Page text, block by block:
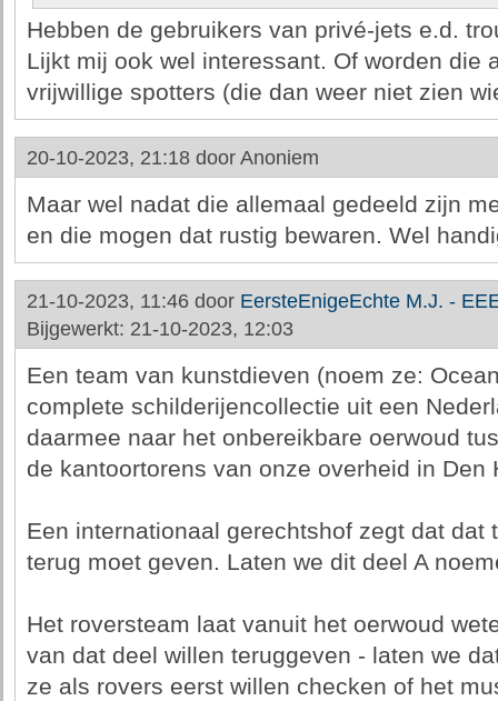
Hebben de gebruikers van privé-jets e.d.
Lijkt mij ook wel interessant. Of worden die
vrijwillige spotters (die dan weer niet zien
20-10-2023, 21:18 door Anoniem
Maar wel nadat die allemaal gedeeld zijn
en die mogen dat rustig bewaren. Wel
21-10-2023, 11:46 door EersteEnigeEchte M.J. -
Bijgewerkt: 21-10-2023, 12:03
Een team van kunstdieven (noem ze:
complete schilderijencollectie uit een
daarmee naar het onbereikbare oerwoud
de kantoortorens van onze overheid in Den
Een internationaal gerechtshof zegt dat
terug moet geven. Laten we dit deel A
Het roversteam laat vanuit het oerwoud
van dat deel willen teruggeven - laten we
ze als rovers eerst willen checken of het